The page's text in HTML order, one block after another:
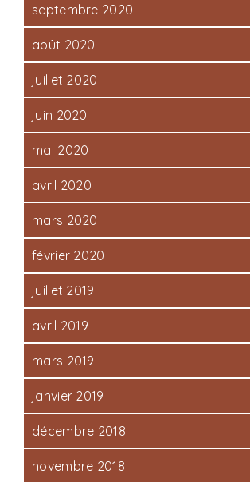
septembre 2020
août 2020
juillet 2020
juin 2020
mai 2020
avril 2020
mars 2020
février 2020
juillet 2019
avril 2019
mars 2019
janvier 2019
décembre 2018
novembre 2018